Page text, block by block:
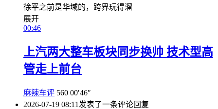
徐平之前是华域的，跨界玩得溜
展开
00:46
上汽两大整车板块同步换帅 技术型高
管走上前台
麻辣车评 560 00′46″
2026-07-19 08:11 发表了一条评论回复